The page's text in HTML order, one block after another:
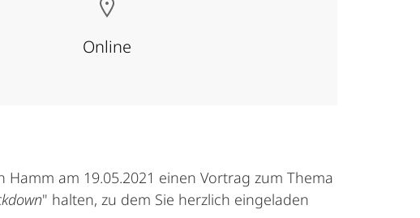
Online
Hamm am 19.05.2021 einen Vortrag zum Thema
" halten, zu dem Sie herzlich eingeladen